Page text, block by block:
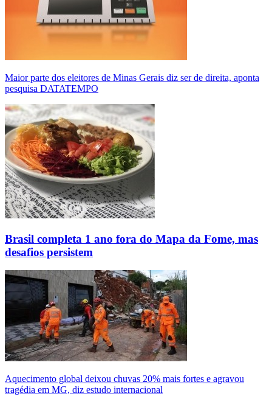
Maior parte dos eleitores de Minas Gerais diz ser de direita, aponta
pesquisa DATATEMPO
Brasil completa 1 ano fora do Mapa da Fome, mas
desafios persistem
Aquecimento global deixou chuvas 20% mais fortes e agravou
tragédia em MG, diz estudo internacional